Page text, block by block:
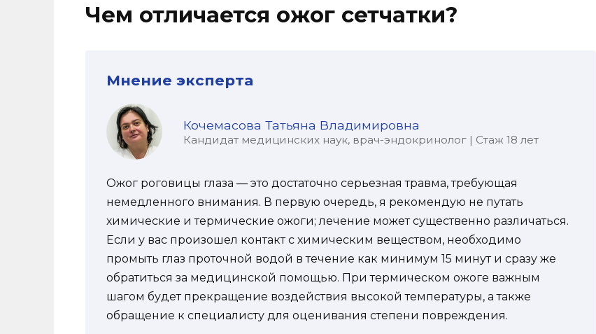
Чем отличается ожог сетчатки?
Мнение эксперта
Кочемасова Татьяна Владимировна
Кандидат медицинских наук, врач-эндокринолог | Стаж 18 лет
Ожог роговицы глаза — это достаточно серьезная травма, требующая
немедленного внимания. В первую очередь, я рекомендую не путать
химические и термические ожоги; лечение может существенно различаться.
Если у вас произошел контакт с химическим веществом, необходимо
промыть глаз проточной водой в течение как минимум 15 минут и сразу же
обратиться за медицинской помощью. При термическом ожоге важным
шагом будет прекращение воздействия высокой температуры, а также
обращение к специалисту для оценивания степени повреждения.